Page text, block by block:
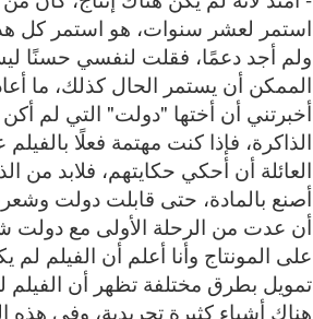
استمر لعشر سنوات، هو استمر كل
ولم أجد دعمًا، فقلت لنفسي حسنًا
أخبرتني أن أختها "دولت" التي لم
الذاكرة، فإذا كنت مهتمة فعلًا
العائلة أن أحكي حكايتهم، فلابد
أصنع بالمادة، حتى قابلت دولت
أن عدت من الرحلة الأولى مع دولت
على المونتاج وأنا أعلم أن الفيلم
تمويل بطرق مختلفة تظهر أن الفيلم
هناك أشياء كثيرة تجريدية، وفي هذه